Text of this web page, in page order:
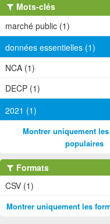
Mots-clés
marché public (1)
données essentielles (1)
NCA (1)
DECP (1)
2021 (1)
Montrer uniquement
populaires
Formats
CSV (1)
Montrer uniquement les